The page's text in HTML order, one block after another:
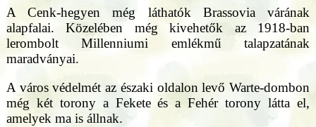
A Cenk-hegyen még láthatók Brassovia várának
alapfalai. Közelében még kivehetők az 1918-ban
lerombolt Millenniumi emlékmű talapzatának
maradványai.
A város védelmét az északi oldalon levő Warte-dombon
még két torony a Fekete és a Fehér torony látta el,
amelyek ma is állnak.